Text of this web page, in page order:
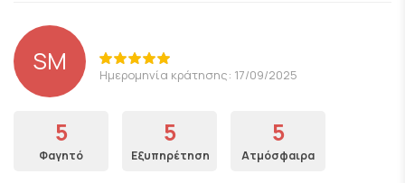
SM Ημερομηνία κράτησης: 17/09/2025
5
Φαγητό
5
Εξυπηρέτηση
5
Ατμόσφαιρα